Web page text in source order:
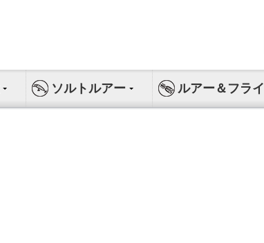
ソルトルアー ルアー＆フライ